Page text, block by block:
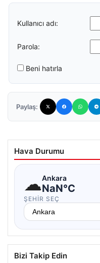
Kullanıcı adı:
Parola:
Beni hatırla
Paylaş:
Hava Durumu
☁Ankara
NaN°C
ŞEHIR SEÇ
Bizi Takip Edin